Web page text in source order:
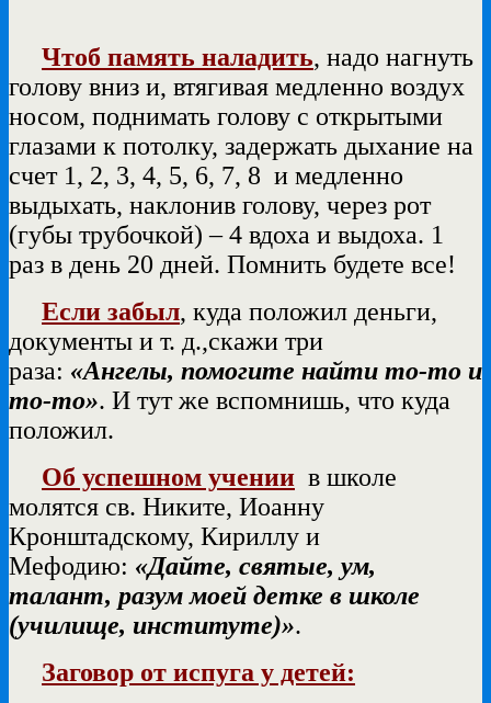
Чтоб память наладить, надо нагнуть
голову вниз и, втягивая медленно воздух
носом, поднимать голову с открытыми
глазами к потолку, задержать дыхание на
счет 1, 2, 3, 4, 5, 6, 7, 8 и медленно
выдыхать, наклонив голову, через рот
(губы трубочкой) – 4 вдоха и выдоха. 1
раз в день 20 дней. Помнить будете все!
Если забыл, куда положил деньги,
документы и т. д.,скажи три
раза: «Ангелы, помогите найти то-то и
то-то». И тут же вспомнишь, что куда
положил.
Об успешном учении в школе
молятся св. Никите, Иоанну
Кронштадскому, Кириллу и
Мефодию: «Дайте, святые, ум,
талант, разум моей детке в школе
(училище, институте)».
Заговор от испуга у детей: